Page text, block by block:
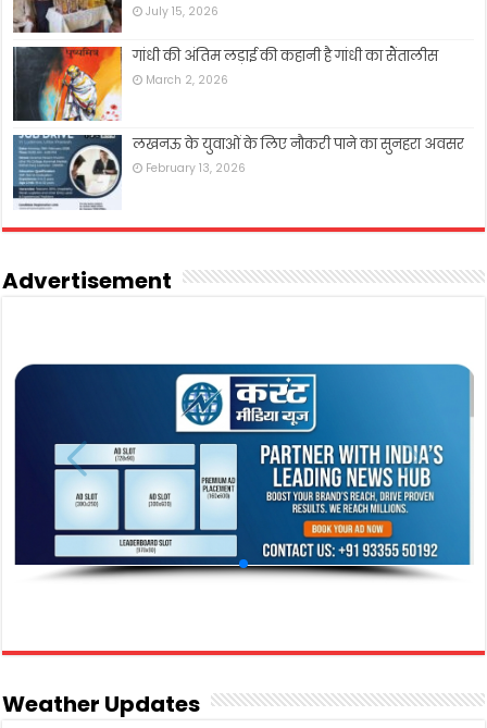
July 15, 2026
गांधी की अंतिम लड़ाई की कहानी है गांधी का सैंतालीस
March 2, 2026
लखनऊ के युवाओं के लिए नौकरी पाने का सुनहरा अवसर
February 13, 2026
Advertisement
Weather Updates